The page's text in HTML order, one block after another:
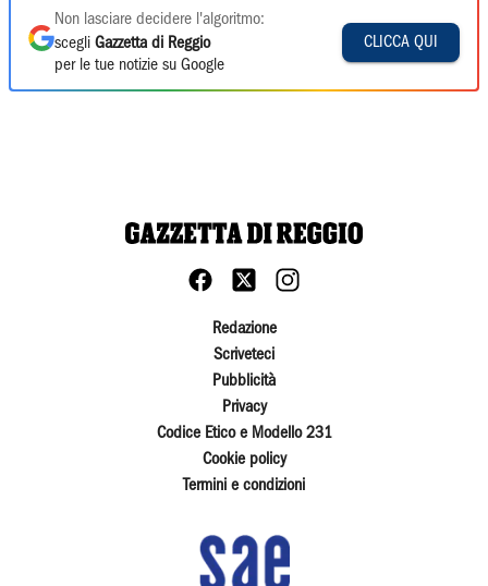
Non lasciare decidere l'algoritmo:
scegli Gazzetta di Reggio
per le tue notizie su Google
CLICCA QUI
Redazione
Scriveteci
Pubblicità
Privacy
Codice Etico e Modello 231
Cookie policy
Termini e condizioni